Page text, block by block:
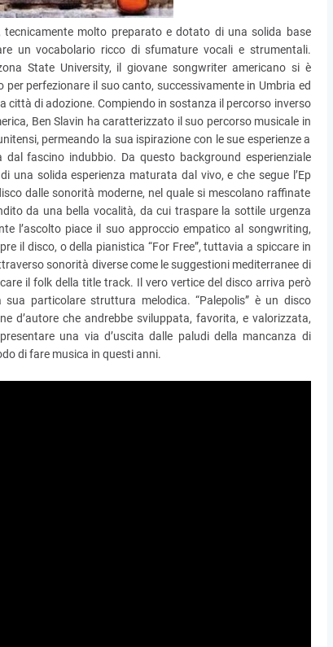
molto preparato e dotato di una solida base
un vocabolario ricco di sfumature vocali e strumentali.
State University, il giovane songwriter americano si è
perfezionare il suo canto, successivamente in Umbria ed
città di adozione. Compiendo in sostanza il percorso inverso
Ben Slavin ha caratterizzato il suo percorso musicale in
permeando la sua ispirazione con le sue esperienze a
fascino indubbio. Da questo background esperienziale
una solida esperienza maturata dal vivo, e che segue l’Ep
dalle sonorità moderne, nel quale si mescolano raffinate
da una bella vocalità, da cui traspare la sottile urgenza
l’ascolto piace il suo approccio empatico al songwriting,
il disco, o della pianistica “For Free”, tuttavia a spiccare in
sonorità diverse come le suggestioni mediterranee di
il folk della title track. Il vero vertice del disco arriva però
particolare struttura melodica. “Palepolis” è un disco
d’autore che andrebbe sviluppata, favorita, e valorizzata,
una via d’uscita dalle paludi della mancanza di
di fare musica in questi anni.